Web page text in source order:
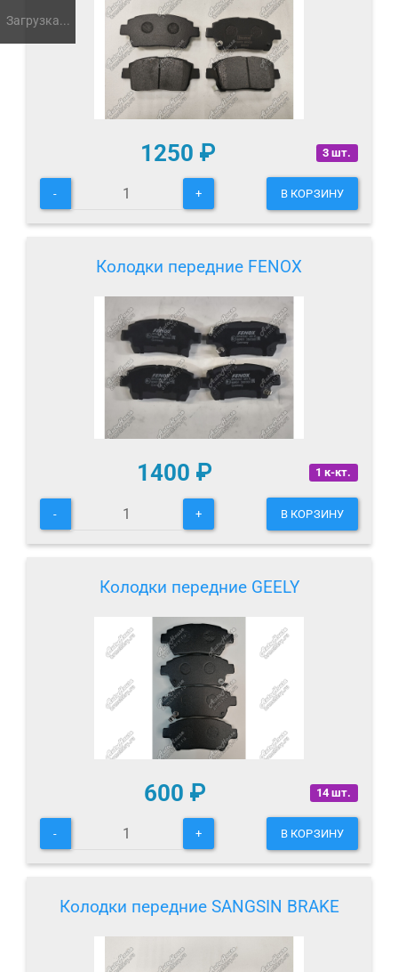
Загрузка...
3 шт.
1250 ₽
- + В КОРЗИНУ
Колодки передние FENOX
1 к-кт.
1400 ₽
- + В КОРЗИНУ
Колодки передние GEELY
14 шт.
600 ₽
- + В КОРЗИНУ
Колодки передние SANGSIN BRAKE